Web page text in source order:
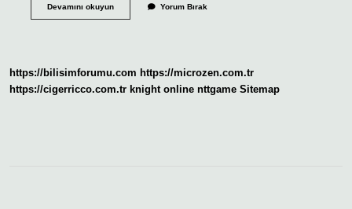
Devamını okuyun3
Yorum Bırak
https://bilisimforumu.com https://microzen.com.tr
https://cigerricco.com.tr knight online nttgame Sitemap